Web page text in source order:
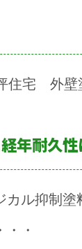
住宅 外
年耐久
カル抑制
・